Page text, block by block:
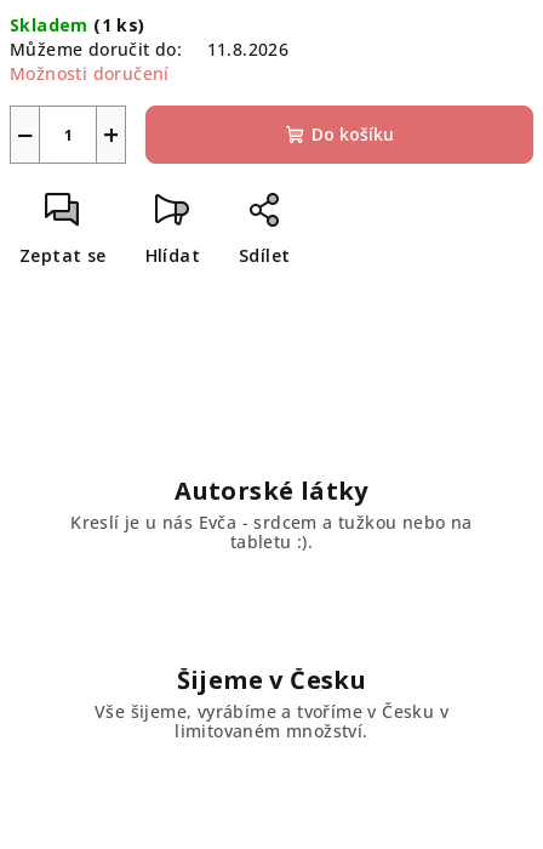
cena:
Skladem (1 ks)
Můžeme doručit do:
11.8.2026
Možnosti doručení
+
− Do košíku
Zeptat se Hlídat Sdílet
Autorské látky
Kreslí je u nás Evča - srdcem a tužkou nebo na
tabletu :).
Šijeme v Česku
Vše šijeme, vyrábíme a tvoříme v Česku v
limitovaném množství.